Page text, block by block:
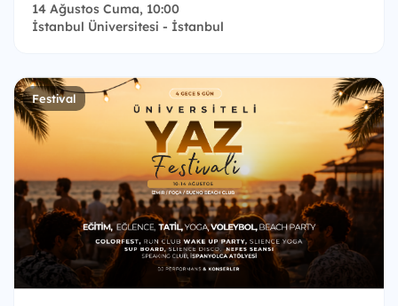
14 Ağustos Cuma, 10:00
İstanbul Üniversitesi - İstanbul
Festival